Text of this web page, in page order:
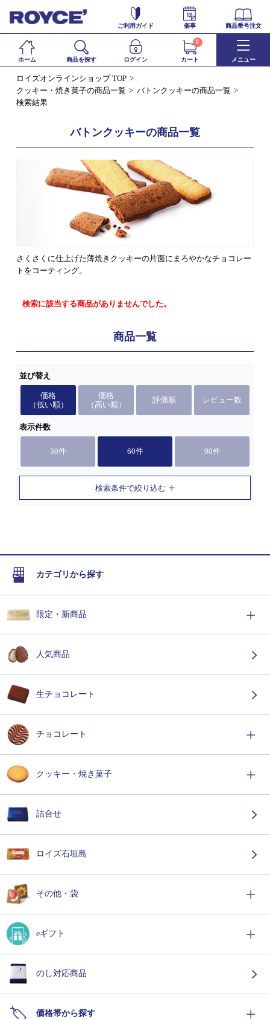
ご利用ガイド 催事 商品番号注文
ホーム 商品を探す ログイン カート
0
メニュー
ロイズオンラインショップ TOP
クッキー・焼き菓子の商品一覧
バトンクッキーの商品一覧
検索結果
バトンクッキーの商品一覧
さくさくに仕上げた薄焼きクッキーの片面にまろやかなチョコレー
トをコーティング。
検索に該当する商品がありませんでした。
商品一覧
並び替え
価格
（低い順）
価格
（高い順）
評価順 レビュー数
表示件数
30件 60件 90件
検索条件で絞り込む
カテゴリから探す
限定・新商品
人気商品
生チョコレート
チョコレート
クッキー・焼き菓子
詰合せ
ロイズ石垣島
その他・袋
eギフト
のし対応商品
価格帯から探す